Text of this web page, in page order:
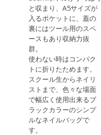
と収まり、A5サイズが
入るポケットに、蓋の
裏にはツール用のスペ
ースもあり収納力抜
群。
使わない時はコンパク
トに折りたためます。
スクール生からネイリ
ストまで、色々な場面
で幅広く使用出来るブ
ラックカラーのシンプ
ルなネイルバッグで
す。